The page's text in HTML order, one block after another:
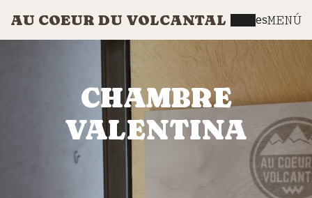
AU COEUR DU VOLCANTAL esMENÚ
CHAMBRE
VALENTINA